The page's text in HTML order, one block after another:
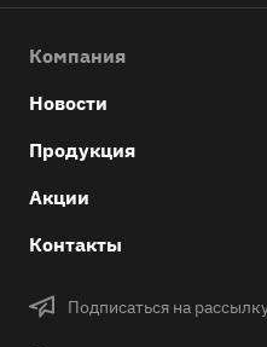
Компания
Новости
Продукция
Акции
Контакты
Подписаться на